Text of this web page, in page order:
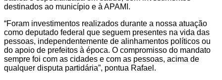
destinados ao município e à APAMI.
“Foram investimentos realizados durante a nossa atuação
como deputado federal que seguem presentes na vida das
pessoas, independentemente de alinhamentos políticos ou
do apoio de prefeitos à época. O compromisso do mandato
sempre foi com as cidades e com as pessoas, acima de
qualquer disputa partidária”, pontua Rafael.